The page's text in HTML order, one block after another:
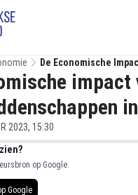
De Economische
Sportweddenschappen
impact
2023, 15:30
op Google.
Google